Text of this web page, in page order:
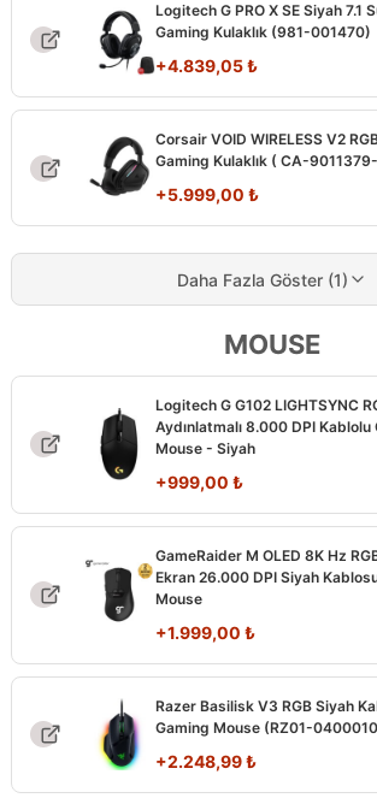
Logitech G PRO X SE Siyah 7.1
Gaming Kulaklık (981-001470)
+4.839,05₺
Corsair VOID WIRELESS V2
Gaming Kulaklık ( CA-
+5.999,00 ₺
Daha Fazla Göster (1)
MOUSE
Logitech G G102 LIGHTSYNC
Aydınlatmalı 8.000 DPI Kablolu
Mouse - Siyah
+999,00 ₺
GameRaider M OLED 8K Hz
Ekran 26.000 DPI Siyah
Mouse
+1.999,00 ₺
Razer Basilisk V3 RGB Siyah
Gaming Mouse (RZ01-
+2.248,99₺